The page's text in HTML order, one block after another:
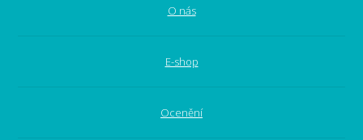
O nás
E-shop
Ocenění